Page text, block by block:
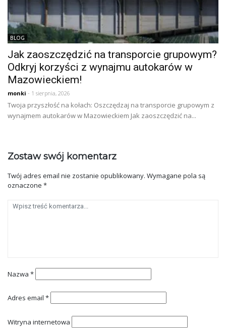
BLOG
Jak zaoszczędzić na transporcie grupowym?
Odkryj korzyści z wynajmu autokarów w
Mazowieckiem!
monki - 1 sierpnia, 2026
Twoja przyszłość na kołach: Oszczędzaj na transporcie grupowym z
wynajmem autokarów w Mazowieckiem Jak zaoszczędzić na...
Zostaw swój komentarz
Twój adres email nie zostanie opublikowany. Wymagane pola są
oznaczone *
Nazwa *
Adres email *
Witryna internetowa